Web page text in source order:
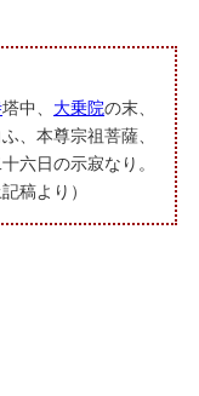
塔中、 大乗院の末、
、本尊宗祖菩薩、
六日の示寂なり。
稿より）